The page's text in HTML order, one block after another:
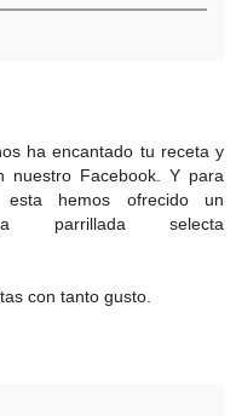
ha encantado tu receta y
nuestro Facebook. Y para
esta hemos ofrecido un
parrillada selecta
con tanto gusto.